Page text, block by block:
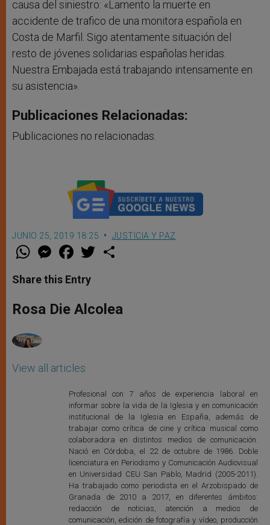
causa del siniestro: «Lamento la muerte en
accidente de trafico de una monitora española en
Costa de Marfil . Sigo atentamente situación del
resto de jóvenes solidarias españolas heridas.
Nuestra Embajada está trabajando intensamente en
su asistencia».
Publicaciones Relacionadas:
Publicaciones no relacionadas.
JUNIO 25, 2019 18:25 JUSTICIA Y PAZ
W
t
s
p
p
M
e
s
e
g
e
F
a
e
b
o
k
w
r
Share this Entry
Rosa Die Alcolea
View all articles
Profesional con 7 años de experiencia laboral en
informar sobre la vida de la Iglesia y en comunicación
institucional de la Iglesia en España, además de
trabajar como crítica de cine y crítica musical como
colaboradora en distintos medios de comunicación.
Nació en Córdoba, el 22 de octubre de 1986. Doble
licenciatura en Periodismo y Comunicación Audiovisual
en Universidad CEU San Pablo, Madrid (2005-2011).
Ha trabajado como periodista en el Arzobispado de
Granada de 2010 a 2017, en diferentes ámbitos:
redacción de noticias, atención a medios de
comunicación, edición de fotografía y vídeo, producción